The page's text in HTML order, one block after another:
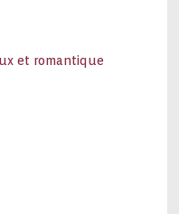
et romantique